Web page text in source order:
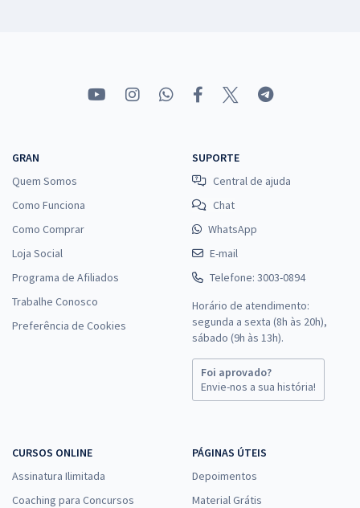
GRAN
Quem Somos
Como Funciona
Como Comprar
Loja Social
Programa de Afiliados
Trabalhe Conosco
Preferência de Cookies
SUPORTE
Central de ajuda
Chat
WhatsApp
E-mail
Telefone: 3003-0894
Horário de atendimento:
segunda a sexta (8h às 20h),
sábado (9h às 13h).
Foi aprovado?
Envie-nos a sua história!
CURSOS ONLINE
Assinatura Ilimitada
Coaching para Concursos
PÁGINAS ÚTEIS
Depoimentos
Material Grátis